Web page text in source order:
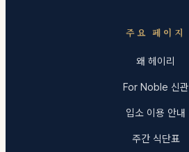
주요 페이지
왜 헤이리
For Noble 신관
입소 이용 안내
주간 식단표